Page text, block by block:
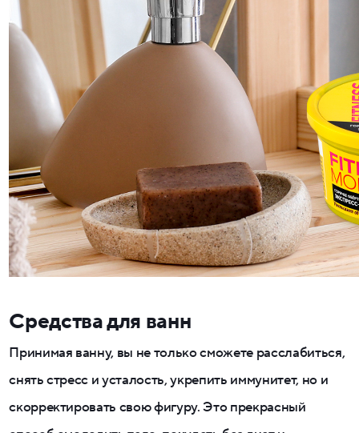
Средства для ванн
Принимая ванну, вы не только сможете расслабиться,
снять стресс и усталость, укрепить иммунитет, но и
скорректировать свою фигуру. Это прекрасный